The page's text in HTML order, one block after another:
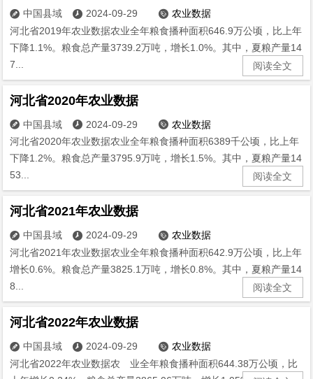
 中国县域  2024-09-29  农业数据
河北省2019年农业数据农业全年粮食播种面积646.9万公顷，比上年
下降1.1%。粮食总产量3739.2万吨，增长1.0%。其中，夏粮产量14
7...
阅读全文
河北省2020年农业数据
 中国县域  2024-09-29  农业数据
河北省2020年农业数据农业全年粮食播种面积6389千公顷，比上年
下降1.2%。粮食总产量3795.9万吨，增长1.5%。其中，夏粮产量14
53...
阅读全文
河北省2021年农业数据
 中国县域  2024-09-29  农业数据
河北省2021年农业数据农业全年粮食播种面积642.9万公顷，比上年
增长0.6%。粮食总产量3825.1万吨，增长0.8%。其中，夏粮产量14
8...
阅读全文
河北省2022年农业数据
 中国县域  2024-09-29  农业数据
河北省2022年农业数据农 业全年粮食播种面积644.38万公顷，比